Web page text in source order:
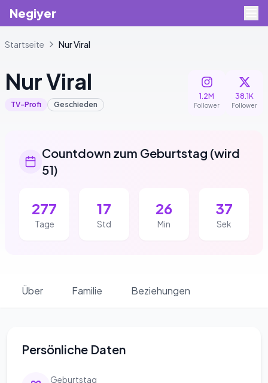
Negiyer
Startseite NurViral
NurViral
TV-Profi Geschieden
1.2M
Follower
38.1K
Follower
Countdown zum Geburtstag (wird
51)
277
Tage
17
Std
26
Min
36
Sek
Über Familie Beziehungen
Persönliche Daten
Geburtstag